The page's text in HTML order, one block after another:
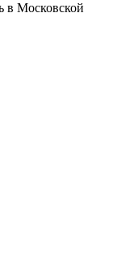
в Московской